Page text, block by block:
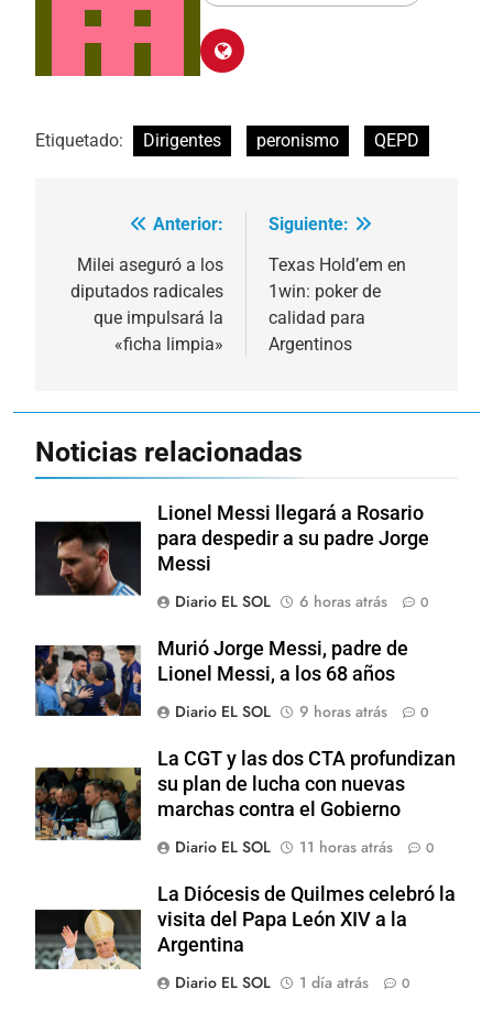
Etiquetado: Dirigentes peronismo QEPD
Navegación
de
entradas
Anterior:
Milei aseguró a los
diputados radicales
que impulsará la
«ficha limpia»
Siguiente:
Texas Hold’em en
1win: poker de
calidad para
Argentinos
Noticias relacionadas
Lionel Messi llegará a Rosario
para despedir a su padre Jorge
Messi
Diario EL SOL
6 horas atrás 0
Murió Jorge Messi, padre de
Lionel Messi, a los 68 años
Diario EL SOL
9 horas atrás 0
La CGT y las dos CTA profundizan
su plan de lucha con nuevas
marchas contra el Gobierno
Diario EL SOL
11 horas atrás 0
La Diócesis de Quilmes celebró la
visita del Papa León XIV a la
Argentina
Diario EL SOL
1 día atrás 0